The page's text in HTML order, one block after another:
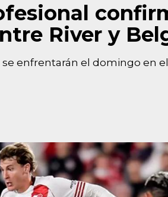
River y
se enfrentarán el domingo en